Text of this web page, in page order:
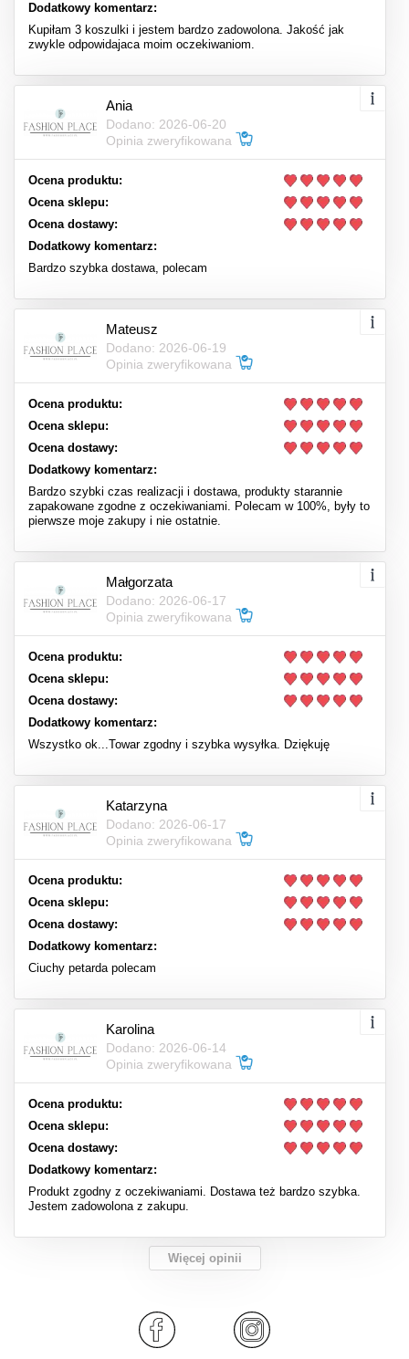
Dodatkowy komentarz:
Kupiłam 3 koszulki i jestem bardzo zadowolona. Jakość jak
zwykle odpowidajaca moim oczekiwaniom.
Ania
Dodano: 2026-06-20
Opinia zweryfikowana
Ocena produktu:
Ocena sklepu:
Ocena dostawy:
Dodatkowy komentarz:
Bardzo szybka dostawa, polecam
Mateusz
Dodano: 2026-06-19
Opinia zweryfikowana
Ocena produktu:
Ocena sklepu:
Ocena dostawy:
Dodatkowy komentarz:
Bardzo szybki czas realizacji i dostawa, produkty starannie
zapakowane zgodne z oczekiwaniami. Polecam w 100%, były to
pierwsze moje zakupy i nie ostatnie.
Małgorzata
Dodano: 2026-06-17
Opinia zweryfikowana
Ocena produktu:
Ocena sklepu:
Ocena dostawy:
Dodatkowy komentarz:
Wszystko ok...Towar zgodny i szybka wysyłka. Dziękuję
Katarzyna
Dodano: 2026-06-17
Opinia zweryfikowana
Ocena produktu:
Ocena sklepu:
Ocena dostawy:
Dodatkowy komentarz:
Ciuchy petarda polecam
Karolina
Dodano: 2026-06-14
Opinia zweryfikowana
Ocena produktu:
Ocena sklepu:
Ocena dostawy:
Dodatkowy komentarz:
Produkt zgodny z oczekiwaniami. Dostawa też bardzo szybka.
Jestem zadowolona z zakupu.
Więcej opinii